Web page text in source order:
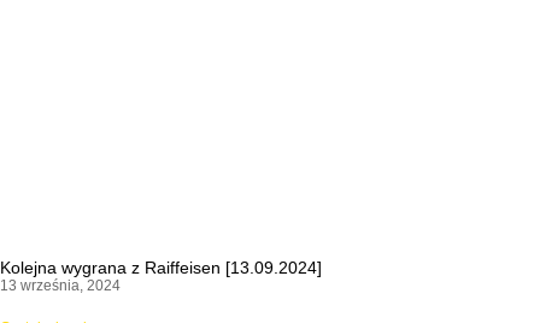
Kolejna wygrana z Raiffeisen [13.09.2024]
13 września, 2024